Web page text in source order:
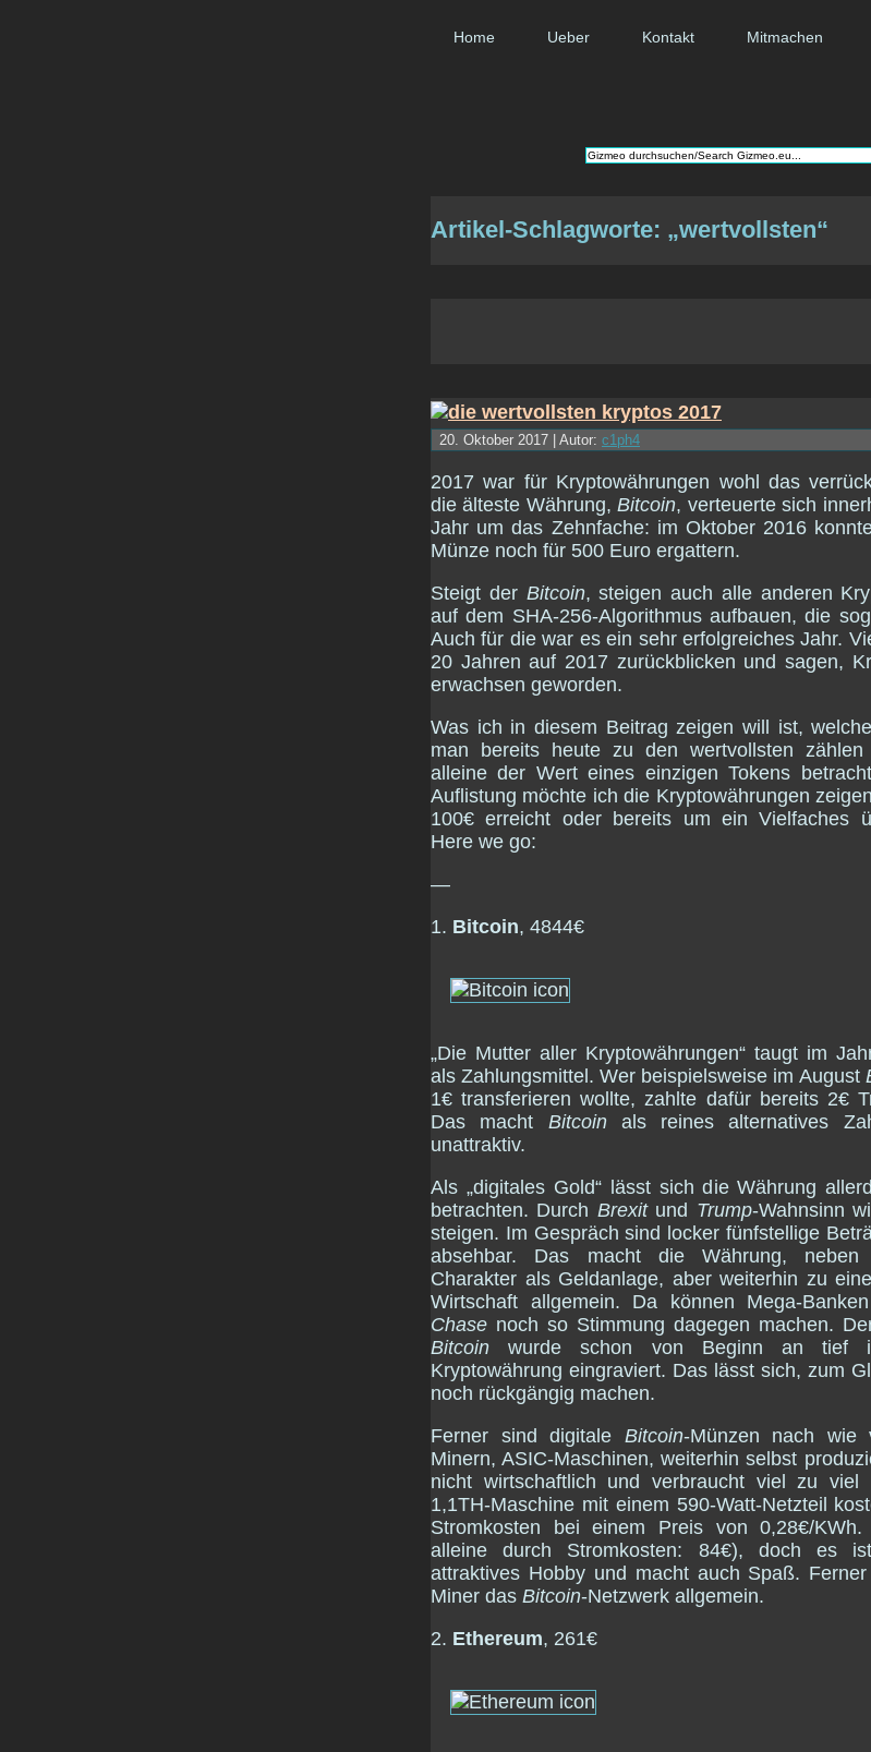
Home Ueber Kontakt Mitmachen
Artikel-Schlagworte: „wertvollsten“
20. Oktober 2017 | Autor: c1ph4
2017 war für Kryptowährungen wohl das
die älteste Währung,Bitcoin, verteuerte sich
Jahr um das Zehnfache: im Oktober 2016
Münze noch für 500 Euro ergattern.
Steigt der Bitcoin, steigen auch alle anderen
auf dem SHA-256-Algorithmus aufbauen, die
Auch für die war es ein sehr erfolgreiches Jahr.
20 Jahren auf 2017 zurückblicken und sagen,
erwachsen geworden.
Was ich in diesem Beitrag zeigen will ist,
man bereits heute zu den wertvollsten
alleine der Wert eines einzigen Tokens
Auflistung möchte ich die Kryptowährungen
100€ erreicht oder bereits um ein Vielfaches
Here we go:
—
1. Bitcoin, 4844€
„Die Mutter aller Kryptowährungen“ taugt im
als Zahlungsmittel. Wer beispielsweise im August
1€ transferieren wollte, zahlte dafür bereits 2€
Das macht Bitcoinals reines alternatives
unattraktiv.
Als „digitales Gold“ lässt sich die Währung
betrachten. Durch Brexitund Trump-Wahnsinn
steigen. Im Gespräch sind locker fünfstellige
absehbar. Das macht die Währung, neben
Charakter als Geldanlage, aber weiterhin zu
Wirtschaft allgemein. Da können Mega-
Chase noch so Stimmung dagegen machen.
Bitcoin wurde schon von Beginn an tief
Kryptowährung eingraviert. Das lässt sich, zum
noch rückgängig machen.
Ferner sind digitale Bitcoin-Münzen nach wie
Minern, ASIC-Maschinen, weiterhin selbst
nicht wirtschaftlich und verbraucht viel zu viel
1,1TH-Maschine mit einem 590-Watt-Netzteil
Stromkosten bei einem Preis von 0,28€/KWh.
alleine durch Stromkosten: 84€), doch es
attraktives Hobby und macht auch Spaß.
Miner das Bitcoin-Netzwerk allgemein.
2. Ethereum, 261€